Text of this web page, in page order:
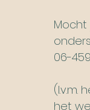
06-
(I.v.m.
het